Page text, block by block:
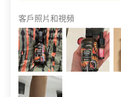
客戶照片和視頻